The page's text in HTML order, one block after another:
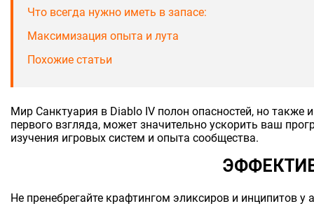
Что всегда нужно иметь в запасе:
Максимизация опыта и лута
Похожие статьи
Мир Санктуария в Diablo IV полон опасностей, но
первого взгляда, может значительно ускорить ваш
изучения игровых систем и опыта сообщества.
Не пренебрегайте крафтингом эликсиров и инципитов